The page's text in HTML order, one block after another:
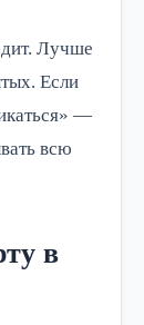
Лучше
Если
—
всю
в